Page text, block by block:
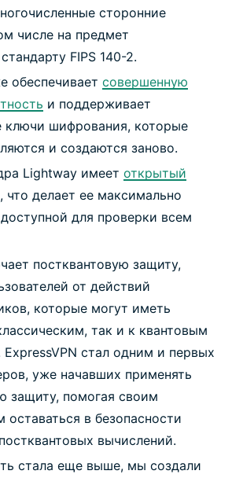
сторонние
числе на предмет
FIPS 140-2.
обеспечивает совершенную
и поддерживает
ключи шифрования, которые
и создаются заново.
Lightway имеет открытый
, что делает ее максимально
для проверки всем
постквантовую защиту,
от действий
которые могут иметь
так и к квантовым
стал одним и первых
уже начавших применять
защиту, помогая своим
оставаться в безопасности
вычислений.
стала еще выше, мы создали